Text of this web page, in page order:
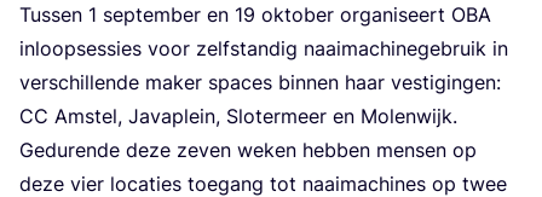
Tus­sen 1 sep­tem­ber en 19 okto­ber orga­ni­seert OBA
inloop­ses­sies voor zelf­stan­dig naai­ma­chi­ne­ge­bruik in
ver­schil­len­de maker spa­ces bin­nen haar ves­ti­gin­gen:
CC Amstel, Java­p­lein, Slo­ter­meer en Molen­wijk.
Gedu­ren­de deze zeven weken heb­ben men­sen op
deze vier loca­ties toe­gang tot naai­ma­chi­nes op twee